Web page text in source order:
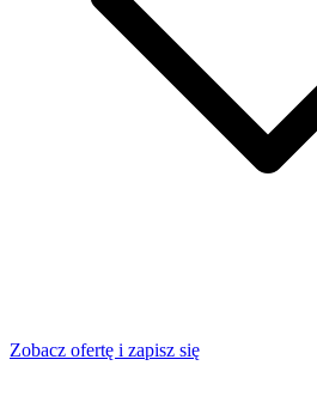
Zobacz ofertę i zapisz się